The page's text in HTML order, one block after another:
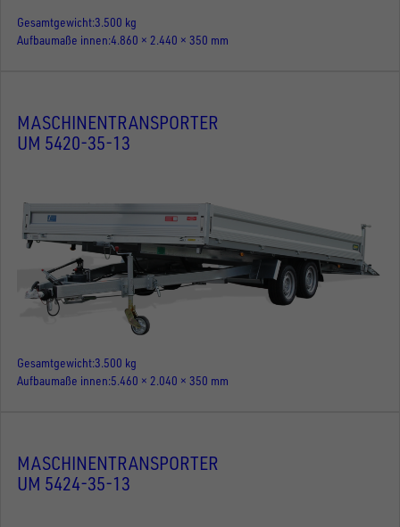
Gesamtgewicht3.500 kg
Aufbaumaße innen 4.860 × 2.440 × 350 mm
MASCHINENTRANSPORTER
UM 5420-35-13
Gesamtgewicht3.500 kg
Aufbaumaße innen 5.460 × 2.040 × 350 mm
MASCHINENTRANSPORTER
UM 5424-35-13